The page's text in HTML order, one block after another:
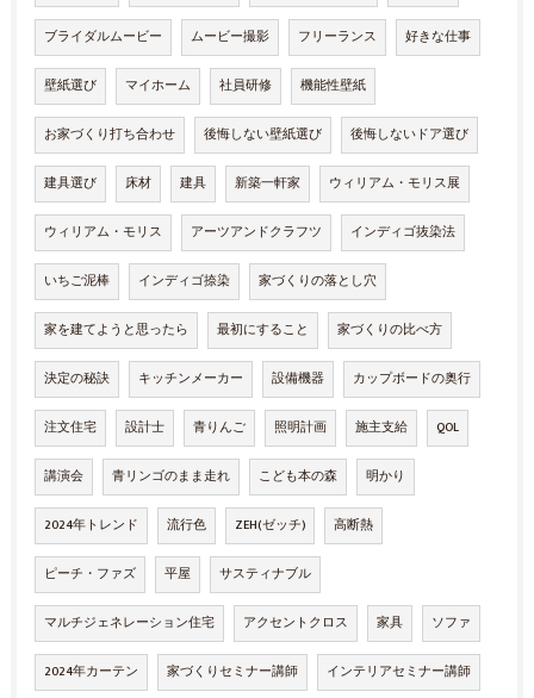
ブライダルムービー ムービー撮影 フリーランス 好きな仕事
壁紙選び マイホーム 社員研修 機能性壁紙
お家づくり打ち合わせ 後悔しない壁紙選び 後悔しないドア選び
建具選び 床材 建具 新築一軒家 ウィリアム・モリス展
ウィリアム・モリス アーツアンドクラフツ インディゴ抜染法
いちご泥棒 インディゴ捺染 家づくりの落とし穴
家を建てようと思ったら 最初にすること 家づくりの比べ方
決定の秘訣 キッチンメーカー 設備機器 カップボードの奥行
注文住宅 設計士 青りんご 照明計画 施主支給 QOL
講演会 青リンゴのまま走れ こども本の森 明かり
2024年トレンド 流行色 ZEH(ゼッチ) 高断熱
ピーチ・ファズ 平屋 サスティナブル
マルチジェネレーション住宅 アクセントクロス 家具 ソファ
2024年カーテン 家づくりセミナー講師 インテリアセミナー講師